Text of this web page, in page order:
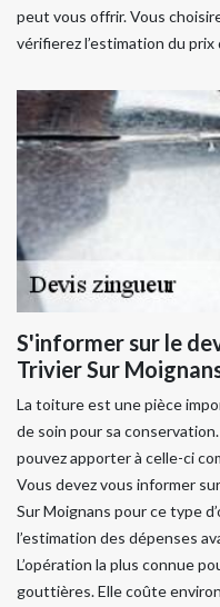
peut vous offrir. Vous
vérifierez l’estimation du prix
S'informer sur le
Trivier Sur
La toiture est une pièce
de soin pour sa
pouvez apporter à celle-ci
Vous devez vous informer
Sur Moignans pour ce type
l’estimation des dépenses
L’opération la plus connue
gouttières. Elle coûte